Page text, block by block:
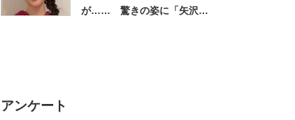
が…… 驚きの姿に「矢沢あ
アンケート